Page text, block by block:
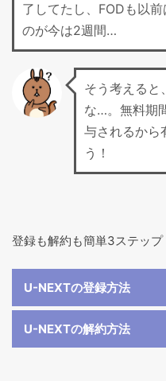
了してたし、FODも以前
のが今は2週間…
そう考えると
な…。無料期
与されるから
う！
登録も解約も簡単3ステップ
U-NEXTの登録方法
U-NEXTの解約方法